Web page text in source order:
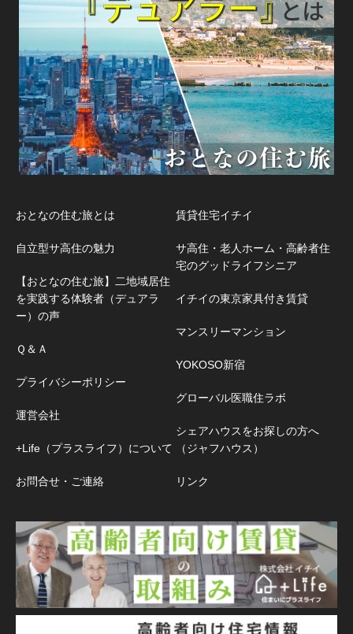
おとなの住む旅とは
自立型サ高住の魅力
【おとなの住む旅】二地域居住
を実践する体験者（デュアラ
ー）の声
Ｑ＆Ａ
プライバシーポリシー
運営会社
+Life（プラスライフ）について
お問合せ・ご連絡
賃貸住宅イチイ
サ高住・老人ホーム・高齢者住
宅のグッドライフシニア
イチイの東京家具付き賃貸
マンスリーマンション
YOKOSO新宿
グローバル医職住ラボ
シェアハウスをお探しの方へ
（ジャフハウス）
リンク